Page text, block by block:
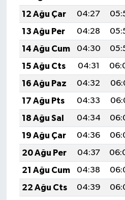
12 Ağu Çar
04:27
13 Ağu Per
04:28
14 Ağu Cum
04:30
15 Ağu Cts
04:31
16 Ağu Paz
04:32
17 Ağu Pts
04:33
18 Ağu Sal
04:34
19 Ağu Çar
04:36
20 Ağu Per
04:37
21 Ağu Cum
04:38
22 Ağu Cts
04:39